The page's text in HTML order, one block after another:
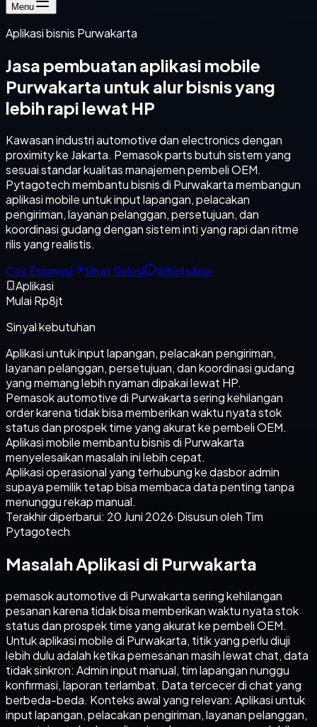
Menu
Aplikasi bisnis Purwakarta
Jasa pembuatan aplikasi mobile
Purwakarta untuk alur bisnis yang
lebih rapi lewat HP
Kawasan industri automotive dan electronics dengan
proximity ke Jakarta. Pemasok parts butuh sistem yang
sesuai standar kualitas manajemen pembeli OEM.
Pytagotech membantu bisnis di Purwakarta membangun
aplikasi mobile untuk input lapangan, pelacakan
pengiriman, layanan pelanggan, persetujuan, dan
koordinasi gudang dengan sistem inti yang rapi dan ritme
rilis yang realistis.
Cek Estimasi
Lihat Solusi
WhatsApp
Aplikasi
Mulai Rp8jt
Sinyal kebutuhan
Aplikasi untuk input lapangan, pelacakan pengiriman,
layanan pelanggan, persetujuan, dan koordinasi gudang
yang memang lebih nyaman dipakai lewat HP.
Pemasok automotive di Purwakarta sering kehilangan
order karena tidak bisa memberikan waktu nyata stok
status dan prospek time yang akurat ke pembeli OEM.
Aplikasi mobile membantu bisnis di Purwakarta
menyelesaikan masalah ini lebih cepat.
Aplikasi operasional yang terhubung ke dasbor admin
supaya pemilik tetap bisa membaca data penting tanpa
menunggu rekap manual.
Terakhir diperbarui: 20 Juni 2026·Disusun oleh Tim
Pytagotech
Masalah Aplikasi di Purwakarta
pemasok automotive di Purwakarta sering kehilangan
pesanan karena tidak bisa memberikan waktu nyata stok
status dan prospek time yang akurat ke pembeli OEM.
Untuk aplikasi mobile di Purwakarta, titik yang perlu diuji
lebih dulu adalah ketika pemesanan masih lewat chat, data
tidak sinkron: Admin input manual, tim lapangan nunggu
konfirmasi, laporan terlambat. Data tercecer di chat yang
berbeda-beda. Konteks awal yang relevan: Aplikasi untuk
input lapangan, pelacakan pengiriman, layanan pelanggan,